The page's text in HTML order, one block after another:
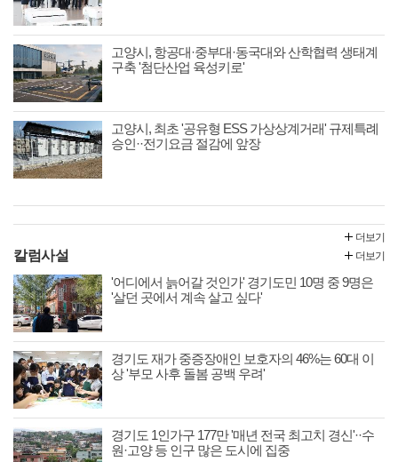
고양시, 항공대·중부대·동국대와 산학협력 생태계
구축 '첨단산업 육성키로'
고양시, 최초 '공유형 ESS 가상상계거래' 규제특례
승인··전기요금 절감에 앞장
더보기
칼럼사설
'어디에서 늙어갈 것인가' 경기도민 10명 중 9명은
'살던 곳에서 계속 살고 싶다'
경기도 재가 중증장애인 보호자의 46%는 60대 이
상 '부모 사후 돌봄 공백 우려'
경기도 1인가구 177만 '매년 전국 최고치 경신'··수
원·고양 등 인구 많은 도시에 집중
더보기